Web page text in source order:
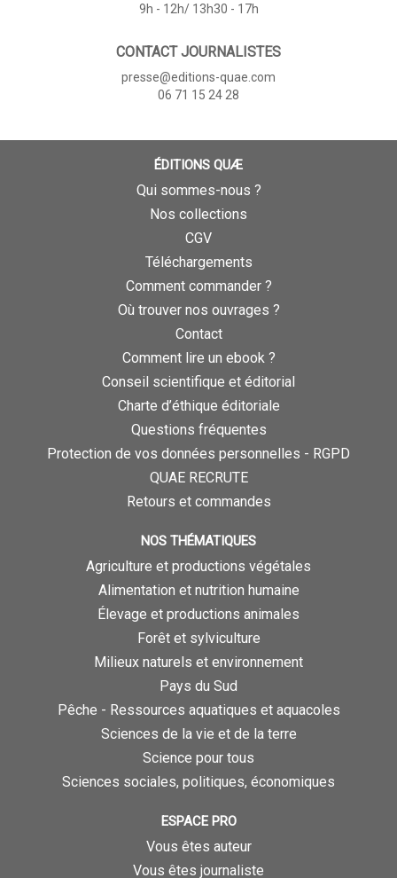
9h - 12h/ 13h30 - 17h
CONTACT JOURNALISTES
presse@editions-quae.com
06 71 15 24 28
ÉDITIONS QUÆ
Qui sommes-nous ?
Nos collections
CGV
Téléchargements
Comment commander ?
Où trouver nos ouvrages ?
Contact
Comment lire un ebook ?
Conseil scientifique et éditorial
Charte d’éthique éditoriale
Questions fréquentes
Protection de vos données personnelles - RGPD
QUAE RECRUTE
Retours et commandes
NOS THÉMATIQUES
Agriculture et productions végétales
Alimentation et nutrition humaine
Élevage et productions animales
Forêt et sylviculture
Milieux naturels et environnement
Pays du Sud
Pêche - Ressources aquatiques et aquacoles
Sciences de la vie et de la terre
Science pour tous
Sciences sociales, politiques, économiques
ESPACE PRO
Vous êtes auteur
Vous êtes journaliste